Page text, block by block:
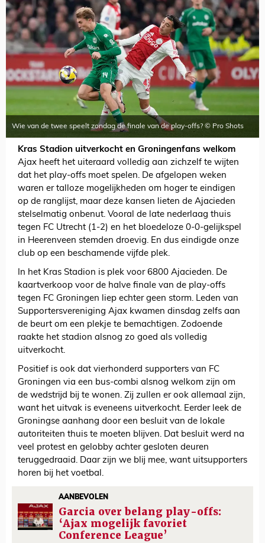
Wie van de twee speelt zondag de finale van de play-offs? © Pro Shots
Kras Stadion uitverkocht en Groningenfans welkom
Ajax heeft het uiteraard volledig aan zichzelf te wijten
dat het play-offs moet spelen. De afgelopen weken
waren er talloze mogelijkheden om hoger te eindigen
op de ranglijst, maar deze kansen lieten de Ajacieden
stelselmatig onbenut. Vooral de late nederlaag thuis
tegen FC Utrecht (1-2) en het bloedeloze 0-0-gelijkspel
in Heerenveen stemden droevig. En dus eindigde onze
club op een beschamende vijfde plek.
In het Kras Stadion is plek voor 6800 Ajacieden. De
kaartverkoop voor de halve finale van de play-offs
tegen FC Groningen liep echter geen storm. Leden van
Supportersvereniging Ajax kwamen dinsdag zelfs aan
de beurt om een plekje te bemachtigen. Zodoende
raakte het stadion alsnog zo goed als volledig
uitverkocht.
Positief is ook dat vierhonderd supporters van FC
Groningen via een bus-combi alsnog welkom zijn om
de wedstrijd bij te wonen. Zij zullen er ook allemaal zijn,
want het uitvak is eveneens uitverkocht. Eerder leek de
Groningse aanhang door een besluit van de lokale
autoriteiten thuis te moeten blijven. Dat besluit werd na
veel protest en gelobby achter gesloten deuren
teruggedraaid. Daar zijn we blij mee, want uitsupporters
horen bij het voetbal.
AANBEVOLEN
Garcia over belang play-offs:
‘Ajax mogelijk favoriet
Conference League’